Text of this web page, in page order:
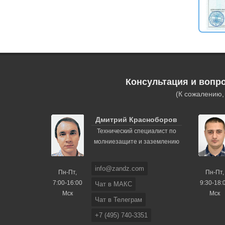
Консультация и
(К
Пн-Пт,
7:00-16:00
Мск
Дмитрий Красноборов
Технический специалист по
молниезащите и заземлению
info@zandz.com
Чат в МАКС
Чат в Телеграм
+7 (495) 740-3351
Пн-Пт,
9:30-
Мск